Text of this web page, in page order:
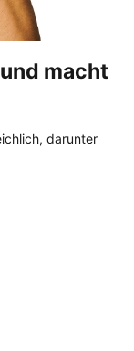
macht
darunter